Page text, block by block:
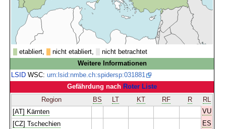
etabliert, nicht etabliert,
nicht betrachtet
Weitere Informationen
LSID WSC:urn:lsid:nmbe.ch:spidersp:031881
Gefährdung nach Roter Liste
Region
BS LT KT RF R
RL
[AT] Kärnten
VU
[CZ] Tschechien
ES